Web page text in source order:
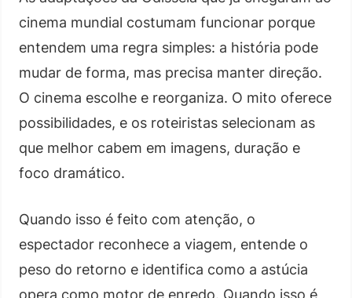
cinema mundial costumam funcionar porque
entendem uma regra simples: a história pode
mudar de forma, mas precisa manter direção.
O cinema escolhe e reorganiza. O mito oferece
possibilidades, e os roteiristas selecionam as
que melhor cabem em imagens, duração e
foco dramático.
Quando isso é feito com atenção, o
espectador reconhece a viagem, entende o
peso do retorno e identifica como a astúcia
opera como motor de enredo. Quando isso é